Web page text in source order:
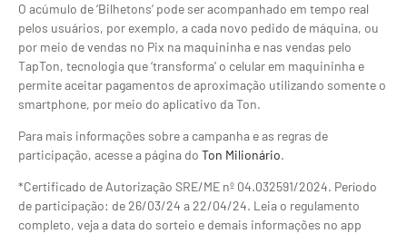
O acúmulo de ‘Bilhetons’ pode ser acompanhado em tempo real
pelos usuários, por exemplo, a cada novo pedido de máquina, ou
por meio de vendas no Pix na maquininha e nas vendas pelo
TapTon, tecnologia que ‘transforma’ o celular em maquininha e
permite aceitar pagamentos de aproximação utilizando somente o
smartphone, por meio do aplicativo da Ton.
Para mais informações sobre a campanha e as regras de
participação, acesse a página do Ton Milionário.
*Certificado de Autorização SRE/ME nº 04.032591/2024. Período
de participação: de 26/03/24 a 22/04/24. Leia o regulamento
completo, veja a data do sorteio e demais informações no app